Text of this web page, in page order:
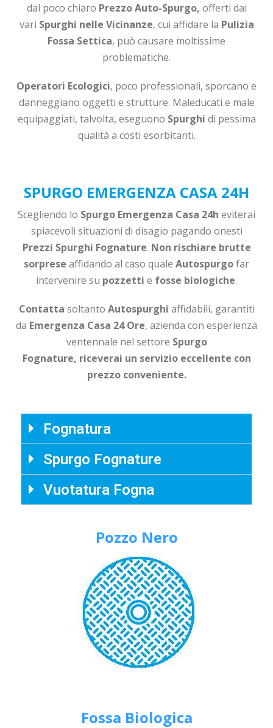
dal poco chiaro Prezzo Auto-Spurgo, offerti dai
vari Spurghi nelle Vicinanze, cui affidare la Pulizia
Fossa Settica, può causare moltissime
problematiche.
Operatori Ecologici, poco professionali, sporcano e
danneggiano oggetti e strutture. Maleducati e male
equipaggiati, talvolta, eseguono Spurghi di pessima
qualità a costi esorbitanti.
SPURGO EMERGENZA CASA 24H
Scegliendo lo Spurgo Emergenza Casa 24h eviterai
spiacevoli situazioni di disagio pagando onesti
Prezzi Spurghi Fognature. Non rischiare brutte
sorprese affidando al caso quale Autospurgofar
intervenire su pozzetti e fosse biologiche.
Contatta soltanto Autospurghi affidabili, garantiti
da Emergenza Casa 24 Ore, azienda con esperienza
ventennale nel settore Spurgo
Fognature, riceverai un servizio eccellente con
prezzo conveniente.
Fognatura
Spurgo Fognature
Vuotatura Fogna
Pozzo Nero
Fossa Biologica